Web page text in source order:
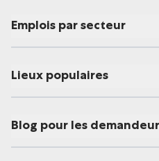
Emplois par secteur
Lieux populaires
Blog pour les